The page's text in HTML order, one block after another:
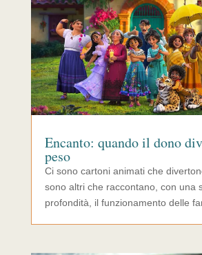
Encanto: quando il dono
peso
Ci sono cartoni animati che
sono altri che raccontano, con una
profondità, il funzionamento delle